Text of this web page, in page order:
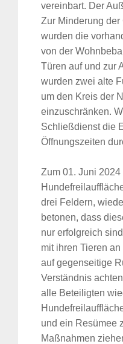
vereinbart. Der
Zur Minderung
wurden die
von der
Türen auf und zur
wurden zwei alte
um den Kreis der
einzuschränken.
Schließdienst die
Öffnungszeiten
Zum 01. Juni
drei Feldern,
betonen, dass
nur erfolgreich
mit ihren Tieren
auf gegenseitige
Verständnis
alle Beteiligten
und ein Resümee
Maßnahmen